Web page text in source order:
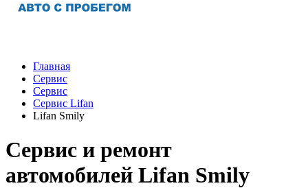
Главная
Сервис
Сервис
Сервис Lifan
Lifan Smily
Сервис и ремонт
автомобилей Lifan Smily